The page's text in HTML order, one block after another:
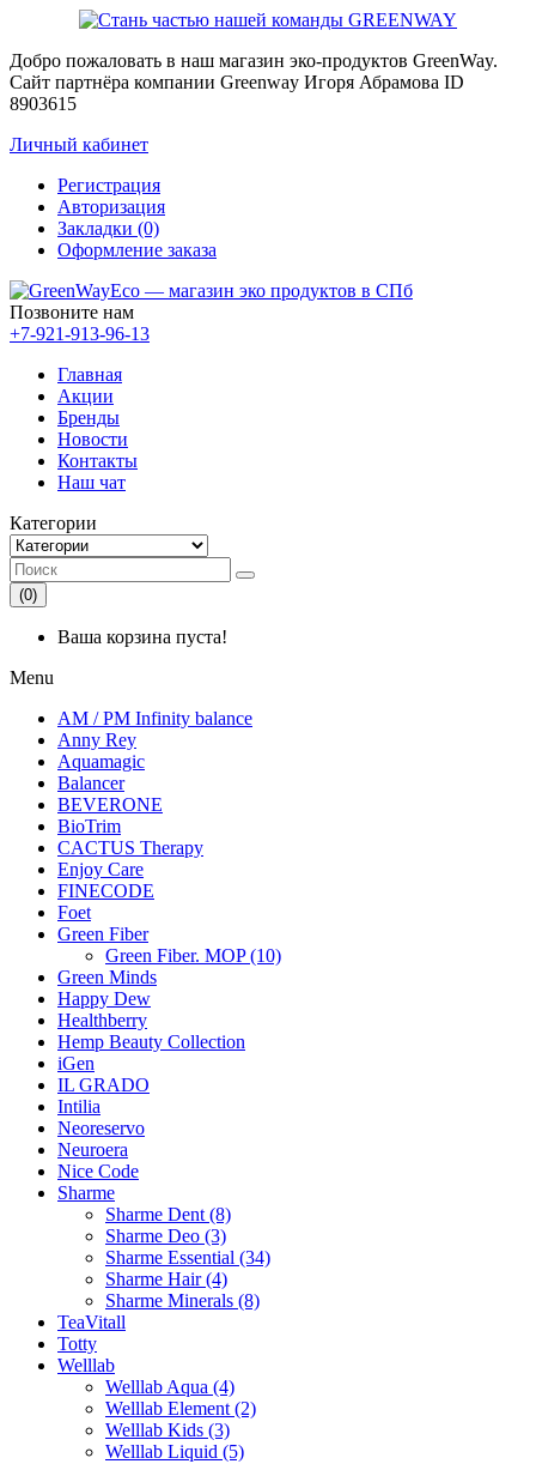
Добро пожаловать в наш магазин эко-продуктов GreenWay.
Сайт партнёра компании Greenway Игоря Абрамова ID
8903615
Личный кабинет
Регистрация
Авторизация
Закладки (0)
Оформление заказа
Позвоните нам
+7-921-913-96-13
Главная
Акции
Бренды
Новости
Контакты
Наш чат
Категории
(0)
Ваша корзина пуста!
Menu
AM / PM Infinity balance
Anny Rey
Aquamagic
Balancer
BEVERONE
BioTrim
CACTUS Therapy
Enjoy Care
FINECODE
Foet
Green Fiber
Green Fiber. MOP (10)
Green Minds
Happy Dew
Healthberry
Hemp Beauty Collection
iGen
IL GRADO
Intilia
Neoreservo
Neuroera
Nice Code
Sharme
Sharme Dent (8)
Sharme Deo (3)
Sharme Essential (34)
Sharme Hair (4)
Sharme Minerals (8)
TeaVitall
Totty
Welllab
Welllab Aqua (4)
Welllab Element (2)
Welllab Kids (3)
Welllab Liquid (5)